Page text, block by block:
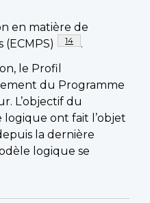
en matière de
(ECMPS)
Note de bas de page
14
.
le Profil
du Programme
L’objectif du
ont fait l’objet
la dernière
logique se